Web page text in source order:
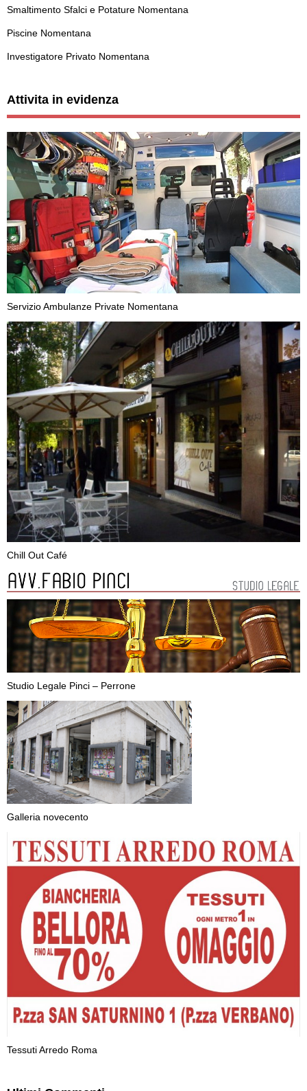
Smaltimento Sfalci e Potature Nomentana
Piscine Nomentana
Investigatore Privato Nomentana
Attivita in evidenza
Servizio Ambulanze Private Nomentana
Chill Out Café
Studio Legale Pinci – Perrone
Galleria novecento
Tessuti Arredo Roma